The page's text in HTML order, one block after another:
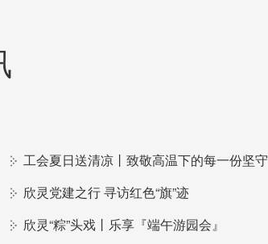
工会夏日送清凉丨致敬高温下的每一份坚守
欣灵党建之行 寻访红色“旗”迹
欣灵“粽”头戏丨乐享『端午游园会』